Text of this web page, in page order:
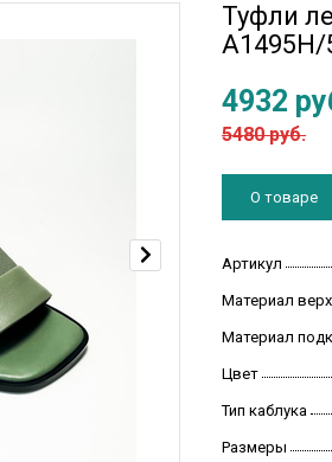
Туфли
4932
5480 руб.
О товаре
Артикул
Материал
Материал
Цвет
Тип каблука
Размеры